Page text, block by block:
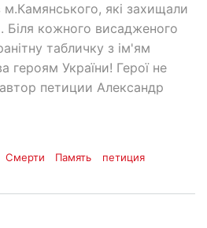
м.Камянського, які захищали
Біля кожного висадженого
табличку з ім'ям
героям України! Герої не
петиции Александр
Смерти Память петиция